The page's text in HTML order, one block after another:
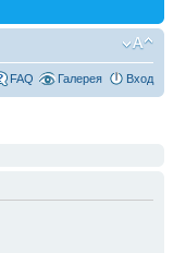
FAQ Галерея Вход